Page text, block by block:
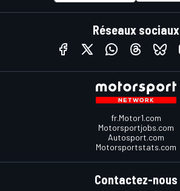
Réseaux sociaux
fr.Motor1.com
Motorsportjobs.com
Autosport.com
Motorsportstats.com
Contactez-nous